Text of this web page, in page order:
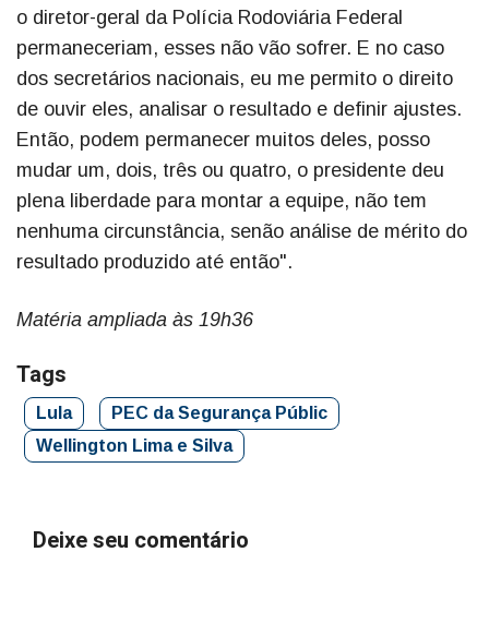
o diretor-geral da Polícia Rodoviária Federal
permaneceriam, esses não vão sofrer. E no caso
dos secretários nacionais, eu me permito o direito
de ouvir eles, analisar o resultado e definir ajustes.
Então, podem permanecer muitos deles, posso
mudar um, dois, três ou quatro, o presidente deu
plena liberdade para montar a equipe, não tem
nenhuma circunstância, senão análise de mérito do
resultado produzido até então".
Matéria ampliada às 19h36
Tags
Lula
PEC da Segurança Públic
Wellington Lima e Silva
Deixe seu comentário